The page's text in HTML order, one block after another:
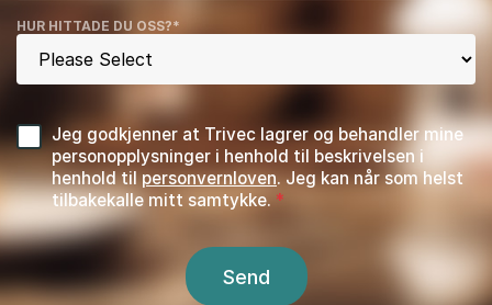
HUR HITTADE DU OSS?*
Jeg godkjenner at Trivec lagrer og behandler mine
personopplysninger i henhold til beskrivelsen i
henhold tilpersonvernloven. Jeg kan når som helst
tilbakekalle mitt samtykke.